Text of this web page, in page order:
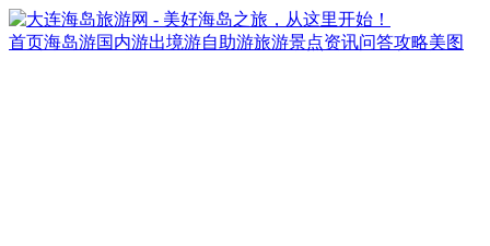
首页海岛游国内游出境游自助游旅游景点资讯问答攻略美图